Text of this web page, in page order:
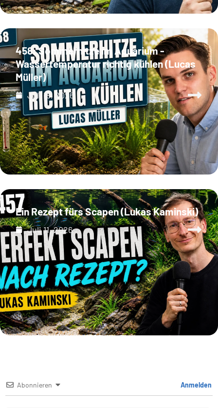
458: Sommerhitze im Aquarium -
Wassertemperatur richtig kühlen (Lucas
Müller)
Juli 18, 2026
Ein Rezept fürs Scapen (Lukas Kaminski)
Juli 11, 2026
Abonnieren Anmelden